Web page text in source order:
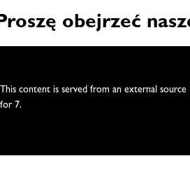
obejrzeć
This content is served from an external
for 7.